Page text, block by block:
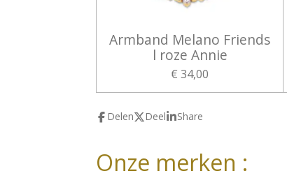
Armband Melano Friends
l roze Annie
€ 34,00
Delen Deel Share
Onze merken :